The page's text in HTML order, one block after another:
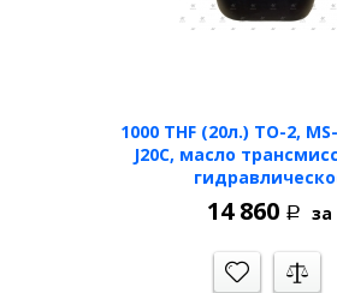
1000 THF (20л.) TO-2,
J20C, масло
14 860 Р за